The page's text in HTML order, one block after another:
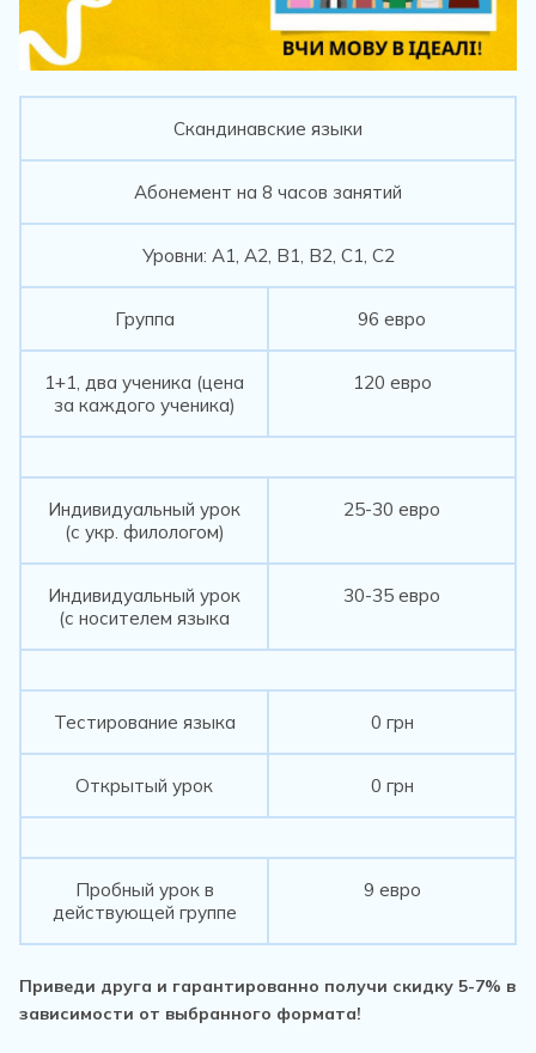
Скандинавские языки
Абонемент на 8 часов занятий
Уровни: А1, А2, В1, В2, С1, С2
Группа 96 евро
1+1, два ученика (цена
за каждого ученика)
120 евро
Индивидуальный урок
(с укр. филологом)
25-30 евро
Индивидуальный урок
(с носителем языка
30-35 евро
Тестирование языка 0 грн
Открытый урок 0 грн
Пробный урок в
действующей группе
9 евро
Приведи друга и гарантированно получи скидку 5-7% в
зависимости от выбранного формата!